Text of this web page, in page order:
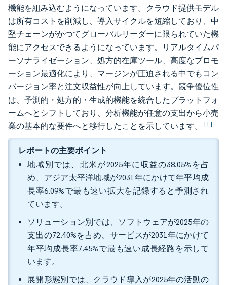
機能を組み込むようになっています。クラウド提供モデル
は所有コストを削減し、導入サイクルを短縮しており、中
堅チェーンがかつてグローバルリーダーに限られていた機
能にアクセスできるようになっています。リアルタイムパ
ーソナライゼーション、処方的在庫ツール、高度なプロモ
ーション最適化により、マージンが圧迫される中でもコン
バージョン率と注文収益性が向上しています。競争優位性
は、予測的・処方的・生成的機能を統合したプラットフォ
ームへとシフトしており、分析機能が任意の支出から小売
業の基本的な要件へと移行したことを示しています。 [1]
レポートの主要ポイント
地域別では、北米が2025年に収益の38.05%を占
め、アジア太平洋地域が2031年にかけて年平均成
長率6.09%で最も速い拡大を記録すると予測され
ています。
ソリューション別では、ソフトウェアが2025年の
支出の72.40%を占め、サービスが2031年にかけて
年平均成長率7.45%で最も速い成長経路を示して
います。
展開形態別では、クラウド導入が2025年の活動の